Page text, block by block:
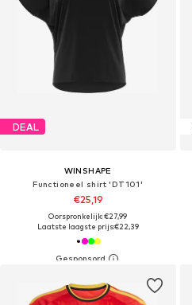
DEAL
WINSHAPE
Functioneel shirt 'DT101'
€25,19
Oorspronkelijk: €27,99
Laatste laagste prijs:€22,39